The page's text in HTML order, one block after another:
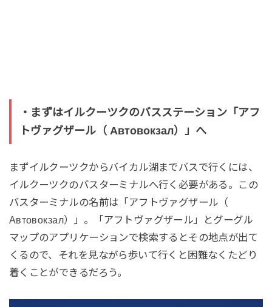
・まずはイルクーツクのバスステーション「アフ
トヴァグザール（ Автовокзал）」へ
まずイルクーツクからバイカル湖までバスで行くには、
イルクーツクのバスターミナルへ行く必要がある。この
バスターミナルの名前は「アフトヴァグザール（
Автовокзал）」。「アフトヴァグザール」とグーグル
マップのアプリケーションで検索するとその地点が出て
くるので、それを見ながら歩いて行くと困難なくたどり
着くことができるだろう。